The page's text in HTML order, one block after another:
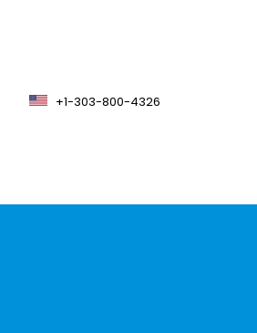
+1-303-800-4326